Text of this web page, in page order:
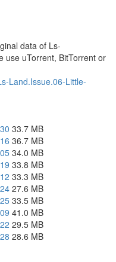
data of Ls-
use uTorrent, BitTorrent or
Land.Issue.06-Little-
33.7 MB
36.7 MB
34.0 MB
33.8 MB
33.3 MB
27.6 MB
33.5 MB
41.0 MB
29.5 MB
28.6 MB